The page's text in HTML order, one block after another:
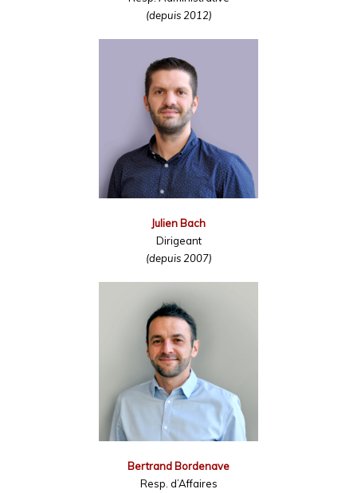
(depuis 2012)
Julien Bach
Dirigeant
(depuis 2007)
Bertrand Bordenave
Resp. d’Affaires